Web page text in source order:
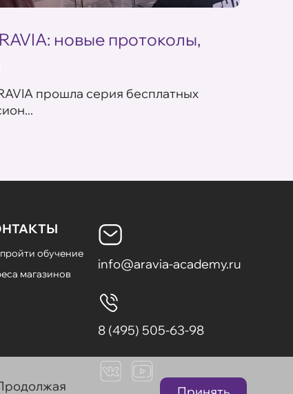
новые протоколы,
прошла серия бесплатных
пройти обучение
магазинов
info@aravia-academy.ru
8 (495) 505-63-98